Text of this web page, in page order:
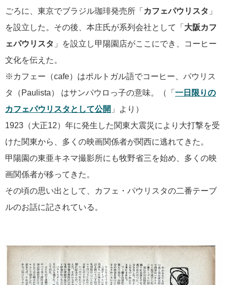
ごろに、東京でブラジル珈琲発売所「 カフェパウリスタ 」
を設立した。その後、本庄氏が系列会社として「 大阪カフ
ェパウリスタ 」を設立し甲陽園店がここにでき、コーヒー
文化を伝えた。
※カフェー（cafe）はポルトガル語でコーヒー、パウリス
タ（Paulista） はサンパウロっ子の意味。（「 一日限りの
カフェパウリスタとして公開 」より）
1923（大正12）年に発生した関東大震災により大打撃を受
けた関東から、多くの映画関係者が関西に逃れてきた。
甲陽園の東亜キネマ撮影所にも牧野省三を始め、多くの映
画関係者が移ってきた。
その頃の思い出として、カフェ・パウリスタの二番テーブ
ルのお話に記されている。